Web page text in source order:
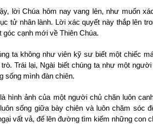
lời Chúa hôm nay vang lên, như muốn
tử nhân lành. Lời xác quyết này thắp lên
góc cạnh mới về Thiên Chúa.
ta không như viên kỹ sư biết một chiếc
Trái lại, Ngài biết chúng ta như một
sống mình đàn chiên.
hình ảnh của một người chủ chăn luôn
sống giữa bày chiên và luôn chăm sóc
vất vả, để lên đường tìm kiếm những con